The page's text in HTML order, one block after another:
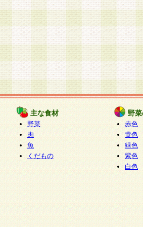
主な食材
野菜
肉
魚
くだもの
野
赤色
黄色
緑色
紫色
白色